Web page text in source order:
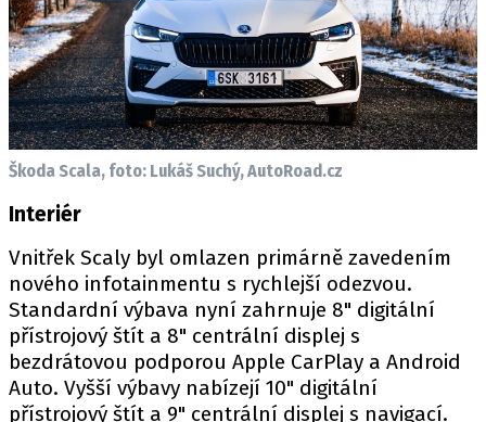
Škoda Scala, foto: Lukáš Suchý, AutoRoad.cz
Interiér
Vnitřek Scaly byl omlazen primárně zavedením
nového infotainmentu s rychlejší odezvou.
Standardní výbava nyní zahrnuje 8" digitální
přístrojový štít a 8" centrální displej s
bezdrátovou podporou Apple CarPlay a Android
Auto. Vyšší výbavy nabízejí 10" digitální
přístrojový štít a 9" centrální displej s navigací.